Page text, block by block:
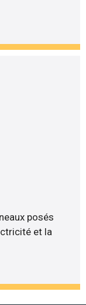
posés
et la